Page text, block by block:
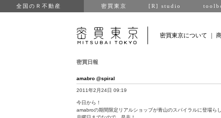
全国のＲ不動産 密買東京 [R] studio
密買東京について
密買日報
amabro @spiral
2011年2月24日 09:19
今日から！
amabroの期間限定リアルショップが青山のスパイラルに登場ら